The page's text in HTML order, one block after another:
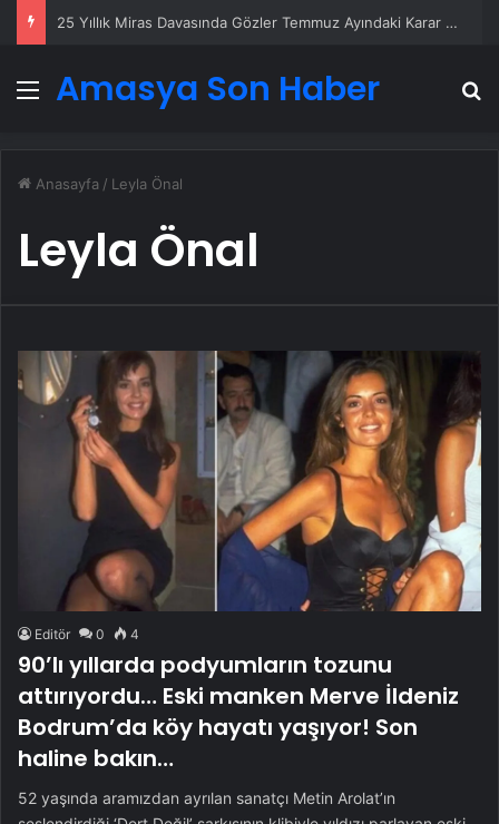
25 Yıllık Miras Davasında Gözler Temmuz Ayındaki Karar Duruşmasına Çevrildi
Menü
Amasya Son Haber
Anasayfa / Leyla Önal
Leyla Önal
Editör 0 4
90’lı yıllarda podyumların tozunu
attırıyordu… Eski manken Merve İldeniz
Bodrum’da köy hayatı yaşıyor! Son
haline bakın…
52 yaşında aramızdan ayrılan sanatçı Metin Arolat’ın